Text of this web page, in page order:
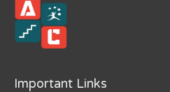
Important Links